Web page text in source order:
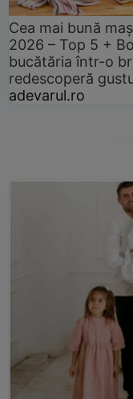
Cea mai bună
2026 – Top 5 +
bucătăria într-o
redescoperă
adevarul.ro